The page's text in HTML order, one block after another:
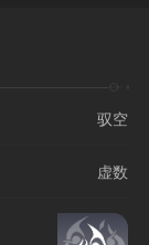
驭空
虚数